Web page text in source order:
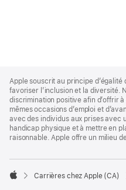
Footer
Apple souscrit au principe d’égalité
favoriser l’inclusion et la diversité.
discrimination positive afin d’offrir
mêmes occasions d’emploi et
avec des individus aux prises avec
handicap physique et à mettre en
raisonnable. Apple offre un milieu

Carrières chez Apple (CA)